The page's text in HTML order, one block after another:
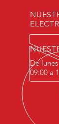
De
09:00 a